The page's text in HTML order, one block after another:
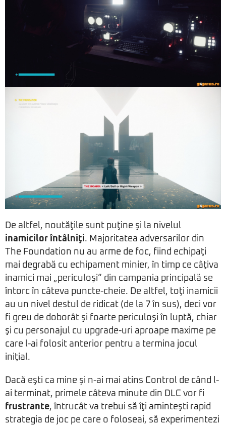
De altfel, noutăţile sunt puţine şi la nivelul
inamicilor întâlniţi. Majoritatea adversarilor din
The Foundation nu au arme de foc, fiind echipaţi
mai degrabă cu echipament minier, în timp ce câţiva
inamici mai „periculoşi” din campania principală se
întorc în câteva puncte-cheie. De altfel, toţi inamicii
au un nivel destul de ridicat (de la 7 în sus), deci vor
fi greu de doborât şi foarte periculoşi în luptă, chiar
şi cu personajul cu upgrade-uri aproape maxime pe
care l-ai folosit anterior pentru a termina jocul
iniţial.
Dacă eşti ca mine şi n-ai mai atins Control de când l-
ai terminat, primele câteva minute din DLC vor fi
frustrante, întrucât va trebui să îţi aminteşti rapid
strategia de joc pe care o foloseai, să experimentezi